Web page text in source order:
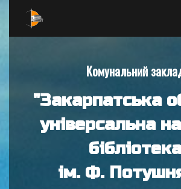
Комунальний
"Закарпатська
універсальна
бібліотека
ім. Ф.